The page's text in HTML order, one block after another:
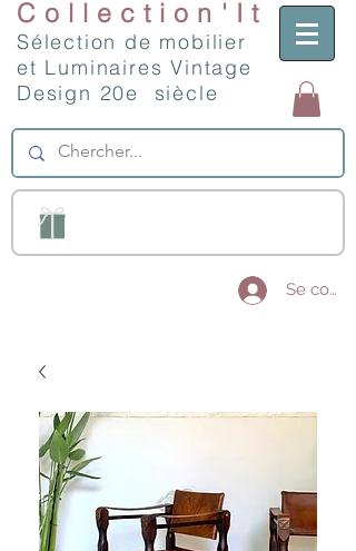
Collection'It
Sélection de mobilier
et Luminaires Vintage
Design 20e siècle
Se